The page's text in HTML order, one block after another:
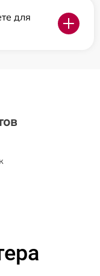
для